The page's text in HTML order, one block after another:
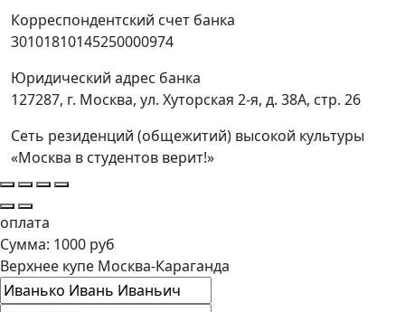
Корреспондентский счет банка
30101810145250000974
Юридический адрес банка
127287, г. Москва, ул. Хуторская 2-я, д. 38А, стр. 26
Сеть резиденций (общежитий) высокой культуры
«Москва в студентов верит!»
оплата
Сумма: 1000 руб
Верхнее купе Москва-Караганда